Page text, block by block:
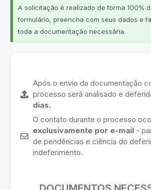
A solicitação é realizado de forma 100%
formulário, preencha com seus dados e
toda a documentação necessária.
Após o envio da documentação
processo será analisado e
dias.
O contato durante o processo
exclusivamente por e-mail -
de pendências e ciência do
indeferimento.